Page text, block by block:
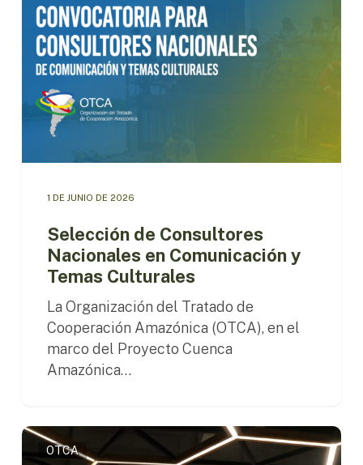
Nacionales
Comunicación
Culturales
1 DE JUNIO DE 2026
Selección de Consultores
Nacionales en Comunicación y
Temas Culturales
La Organización del Tratado de
Cooperación Amazónica (OTCA), en el
marco del Proyecto Cuenca
Amazónica…
Acuíferos
amazónicos
OTCA